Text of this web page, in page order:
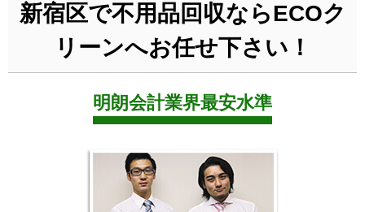
新宿区で不用品回収ならECOク
リーンへお任せ下さい！
明朗会計業界最安水準